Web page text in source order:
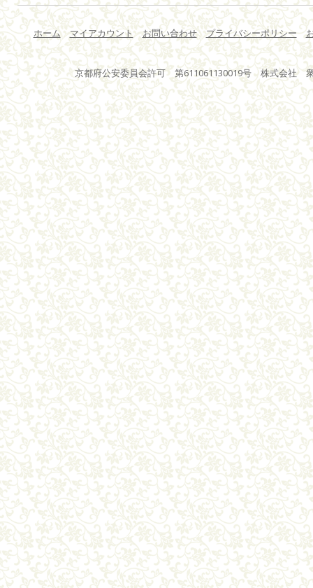
ホーム マイアカウント お問い合わせ プライバシーポリシー
京都府公安委員会許可 第611061130019号 株式会社